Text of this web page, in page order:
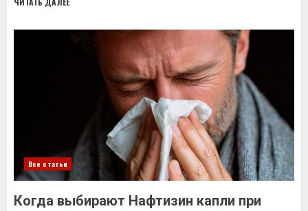
Все статьи
Когда выбирают Нафтизин капли при